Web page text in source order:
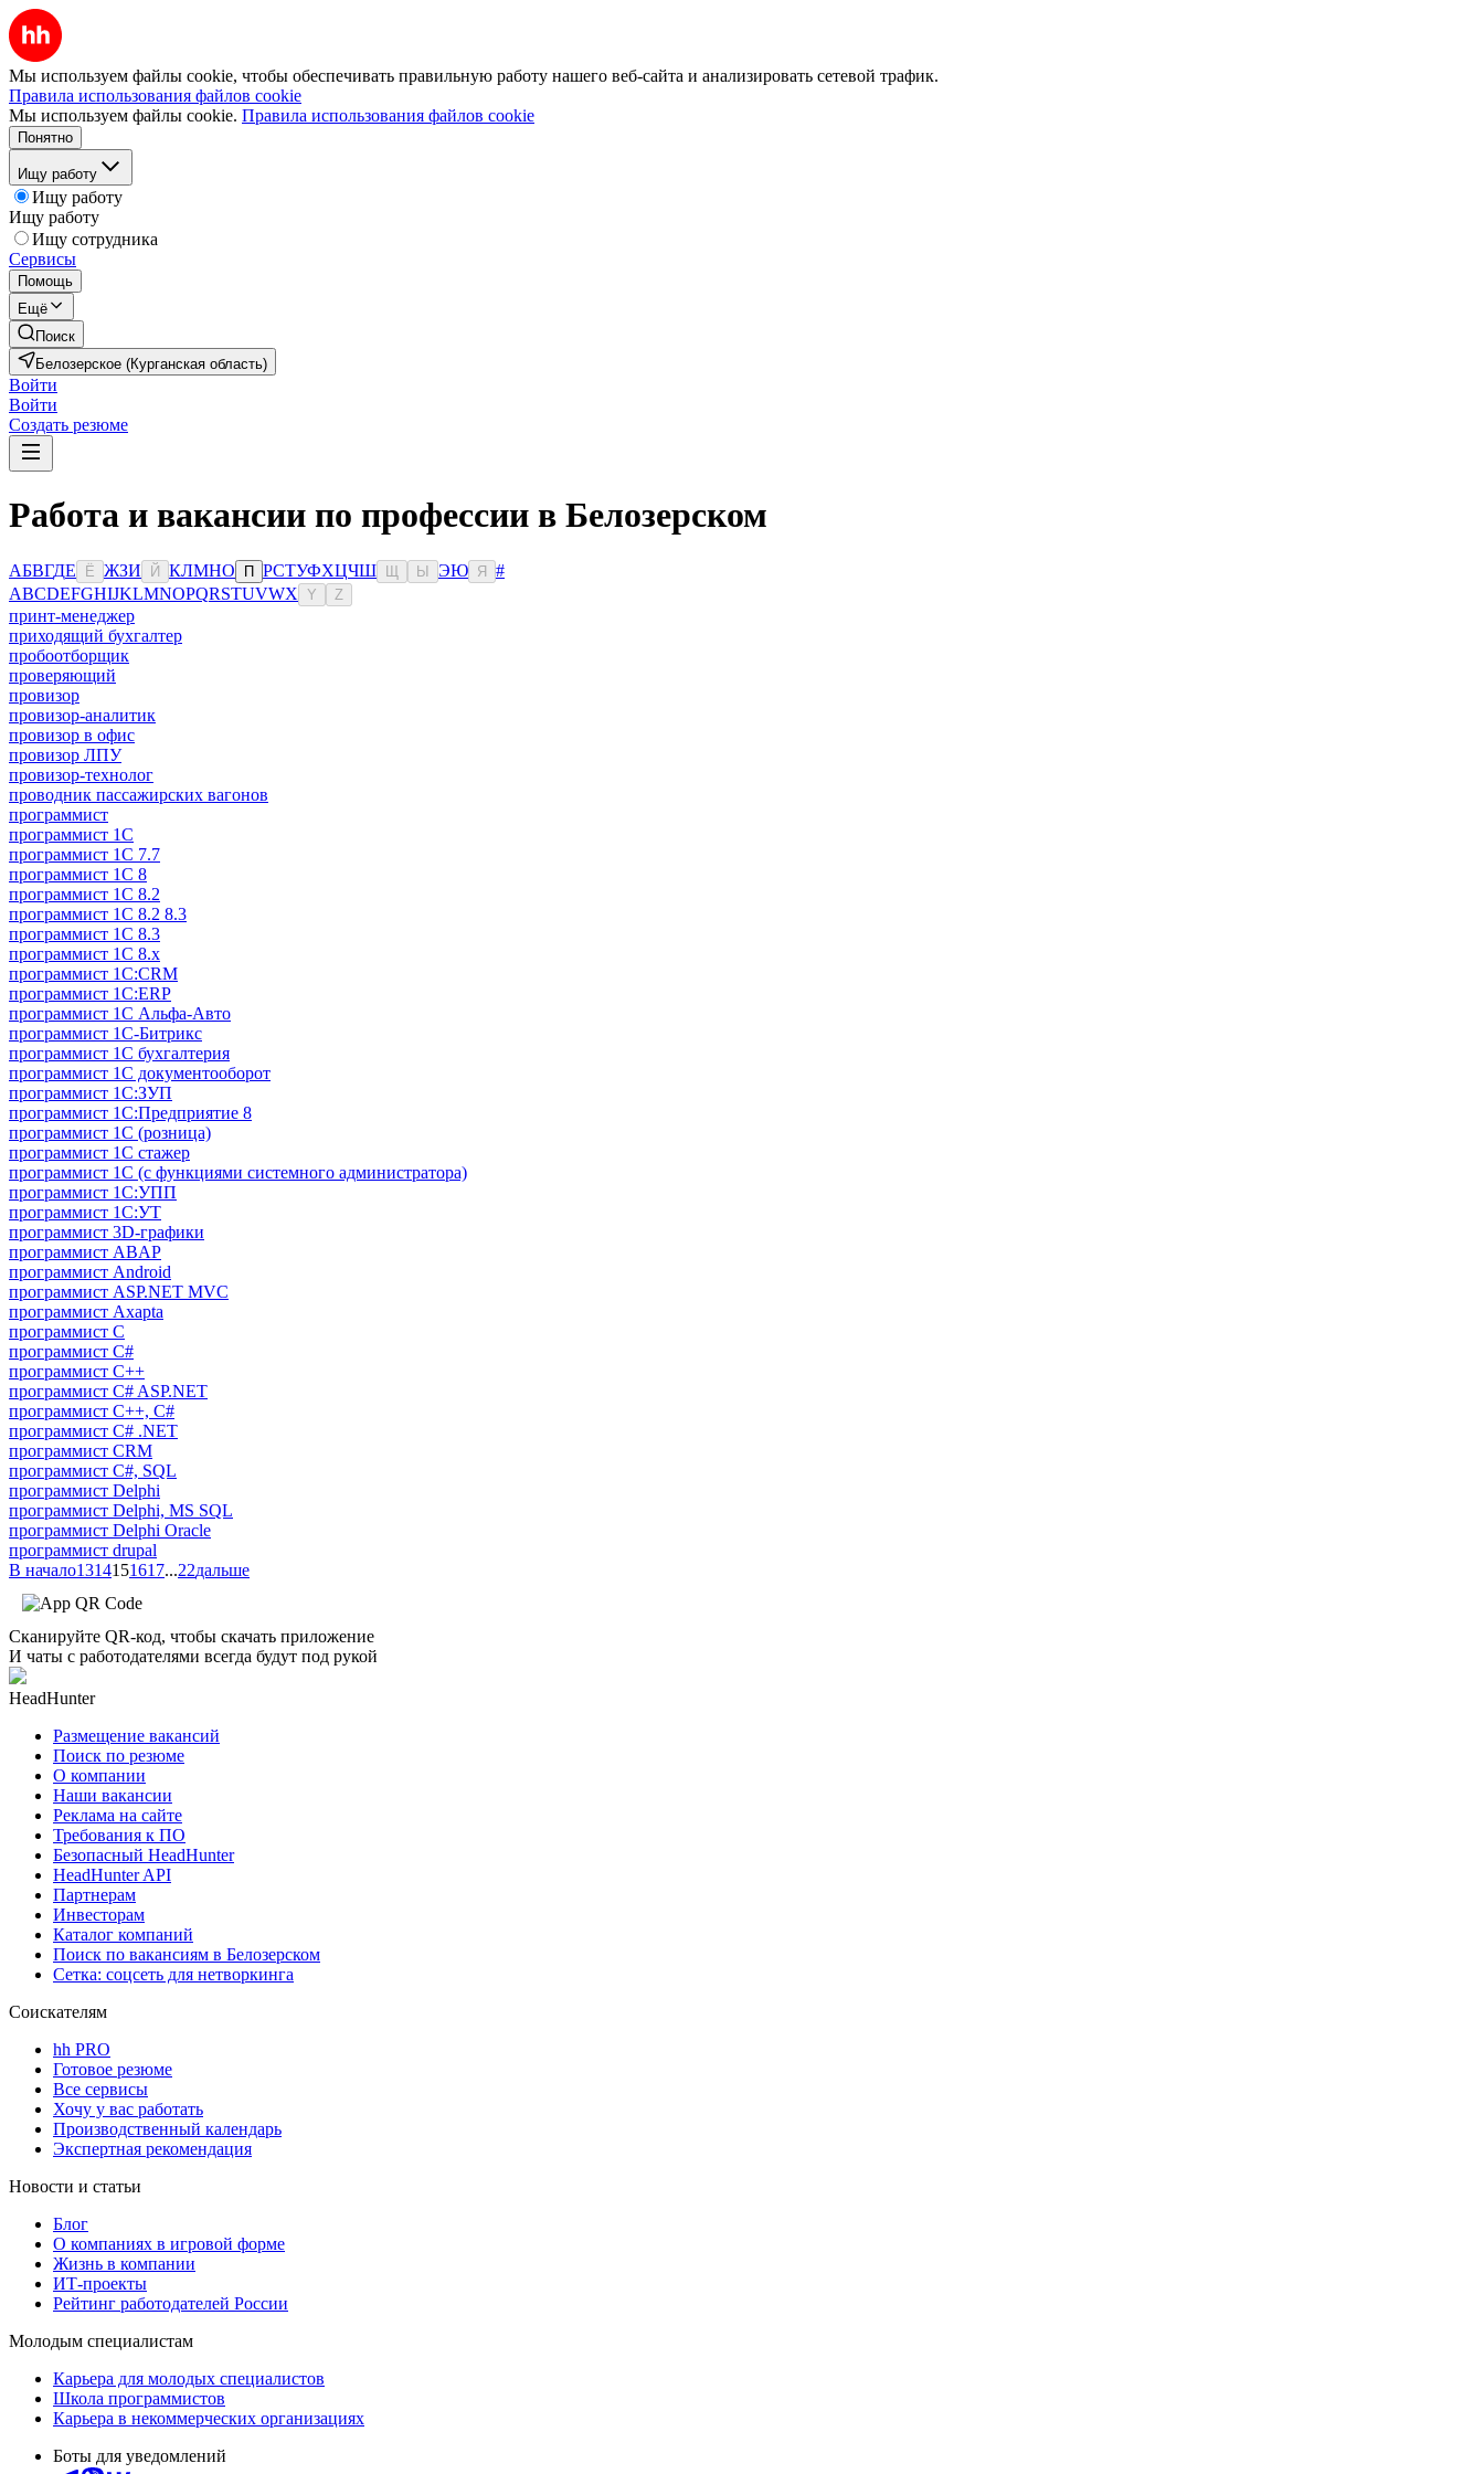
Мы используем файлы cookie, чтобы обеспечивать правильную работу нашего веб-сайта и анализировать сетевой трафик.
Правила использования файлов cookie
Мы используем файлы cookie. Правила использования файлов cookie
Понятно
Ищу работу
Ищу работу
Ищу работу
Ищу сотрудника
Сервисы
Помощь
Ещё
Поиск
Белозерское (Курганская область)
Войти
Войти
Создать резюме
Работа и вакансии по профессии в Белозерском
АБВГДЕ Ё ЖЗИ Й КЛМНО П РСТУФХЦЧШ Ы ЭЮ Я
#
ABCDEFGHIJKLMNOPQRSTUVWX Y Z
принт-менеджер
приходящий бухгалтер
пробоотборщик
проверяющий
провизор
провизор-аналитик
провизор в офис
провизор ЛПУ
провизор-технолог
проводник пассажирских вагонов
программист
программист 1C
программист 1C 7.7
программист 1C 8
программист 1C 8.2
программист 1С 8.2 8.3
программист 1С 8.3
программист 1С 8.х
программист 1С:CRM
программист 1С:ERP
программист 1С Альфа-Авто
программист 1С-Битрикс
программист 1С бухгалтерия
программист 1С документооборот
программист 1С:ЗУП
программист 1С:Предприятие 8
программист 1С (розница)
программист 1С стажер
программист 1С (с функциями системного администратора)
программист 1С:УПП
программист 1С:УТ
программист 3D-графики
программист ABAP
программист Android
программист ASP.NET MVC
программист Axapta
программист C
программист C#
программист C++
программист C# ASP.NET
программист C++, C#
программист C# .NET
программист CRM
программист C#, SQL
программист Delphi
программист Delphi, MS SQL
программист Delphi Oracle
программист drupal
В начало1314151617...22дальше
Сканируйте QR-код, чтобы скачать приложение
И чаты с работодателями всегда будут под рукой
HeadHunter
Размещение вакансий
Поиск по резюме
О компании
Наши вакансии
Реклама на сайте
Требования к ПО
Безопасный HeadHunter
HeadHunter API
Партнерам
Инвесторам
Каталог компаний
Поиск по вакансиям в Белозерском
Сетка: соцсеть для нетворкинга
Соискателям
hh PRO
Готовое резюме
Все сервисы
Хочу у вас работать
Производственный календарь
Экспертная рекомендация
Новости и статьи
Блог
О компаниях в игровой форме
Жизнь в компании
ИТ-проекты
Рейтинг работодателей России
Молодым специалистам
Карьера для молодых специалистов
Школа программистов
Карьера в некоммерческих организациях
Боты для уведомлений